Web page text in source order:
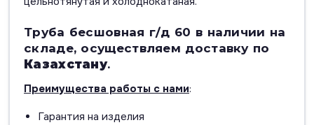
Труба бесшовная г/д 60 в наличии на
складе, осуществляем доставку по
Казахстану.
Преимущества работы с нами:
Гарантия на изделия